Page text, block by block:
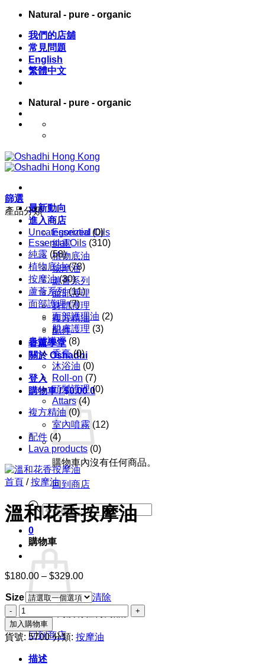
Skip
content
Natural - pure - organic
我們的店舖
常見問題
English
繁體中文
Natural - pure - organic
最新動向
進入商店
Essential Oils
純露
植物底油
按摩油
蘆薈系列
面部護理
身體護理
複方精油
配件
香薰學堂
關於 Oshadhi
登入
購物車 /$0.00 0
購物車內沒有任何商品。
回到商店
Products
search
0
購物車
購物車內沒有任何商品。
回到商店
篩選
產品分類
Uncategorized (0)
Essential Oils (310)
純露 (58)
植物底油 (78)
按摩油 (30)
蘆薈系列 (11)
面部護理 (7)
面部護理油 (2)
肌膚護理 (3)
身體護理 (8)
香膏 (0)
沐浴油 (0)
Roll-on (7)
頭髮護理 (0)
Attars (4)
複方精油 (0)
室內噴霧 (12)
配件 (4)
Lava products (0)
首頁 / 按摩油
溫和花香按摩油
$180.00 – $329.00價
範
到
Size
清除
溫
和
花
按
加入購物車
貨號: 5700 分類: 按摩油
描述